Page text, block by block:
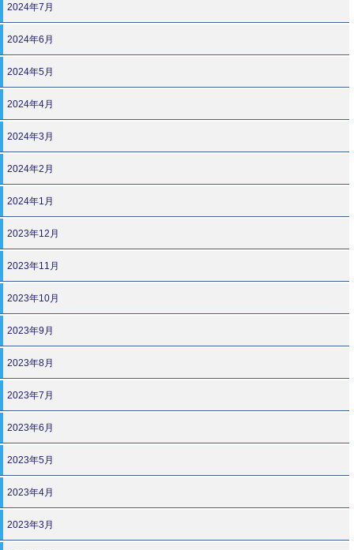
2024年7月
2024年6月
2024年5月
2024年4月
2024年3月
2024年2月
2024年1月
2023年12月
2023年11月
2023年10月
2023年9月
2023年8月
2023年7月
2023年6月
2023年5月
2023年4月
2023年3月